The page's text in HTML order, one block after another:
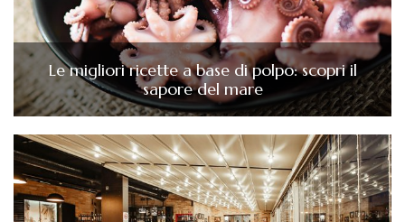
Le migliori ricette a base di polpo: scopri il
sapore del mare